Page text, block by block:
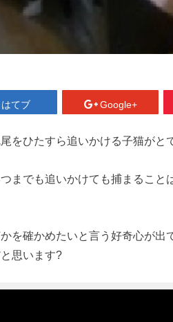
はてブ Google+
をひたすら追いかける子猫がと
までも追いかけても捕まること
を確かめたいと言う好奇心が出
思います?